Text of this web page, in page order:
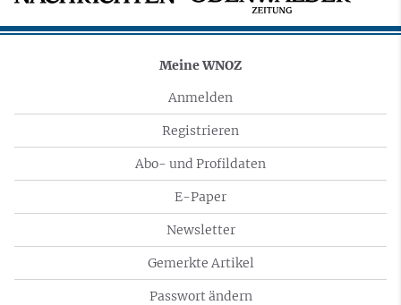
Meine WNOZ
Anmelden
Registrieren
Abo- und Profildaten
E-Paper
Newsletter
Gemerkte Artikel
Passwort ändern